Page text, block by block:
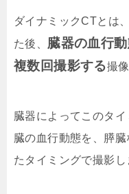
ダイナミックCTとは
た後、 臓器の血行
複数回撮影する撮
臓器によってこのタ
臓の血行動態を、膵
たタイミングで撮影し